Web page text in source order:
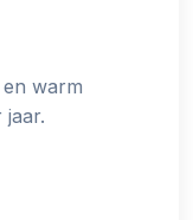
warm
jaar.